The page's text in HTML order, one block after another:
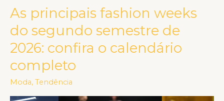
As principais fashion weeks
do segundo semestre de
2026: confira o calendário
completo
Moda, Tendência
As
principais
fashion
weeks
do
segundo